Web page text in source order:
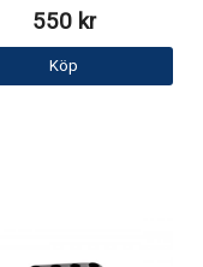
550 kr
Köp